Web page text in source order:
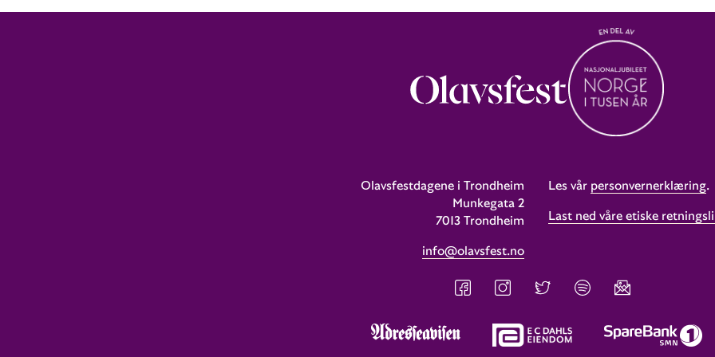
Olavsfestdagene i Trondheim
Munkegata 2
7013 Trondheim
info@olavsfest.no
Les vår personvernerklæring.
Last ned våre etiske